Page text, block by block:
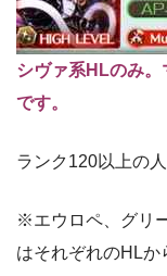
シヴァ系HLのみ。
です。
ランク120以上の
※エウロペ、グリ
はそれぞれのHLか